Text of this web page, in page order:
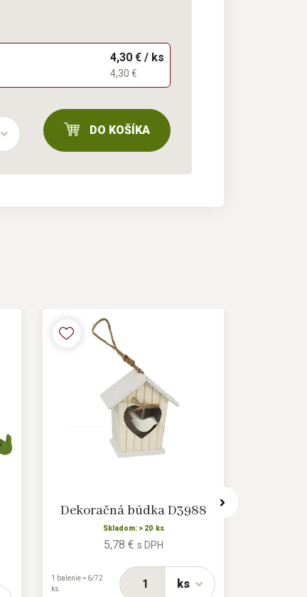
4,30 € / ks
4,30 €
DO KOŠÍKA
Dekoračná búdka D3988
Skladom: > 20 ks
5,78 € s DPH
ks
1 balenie = 6/72
ks